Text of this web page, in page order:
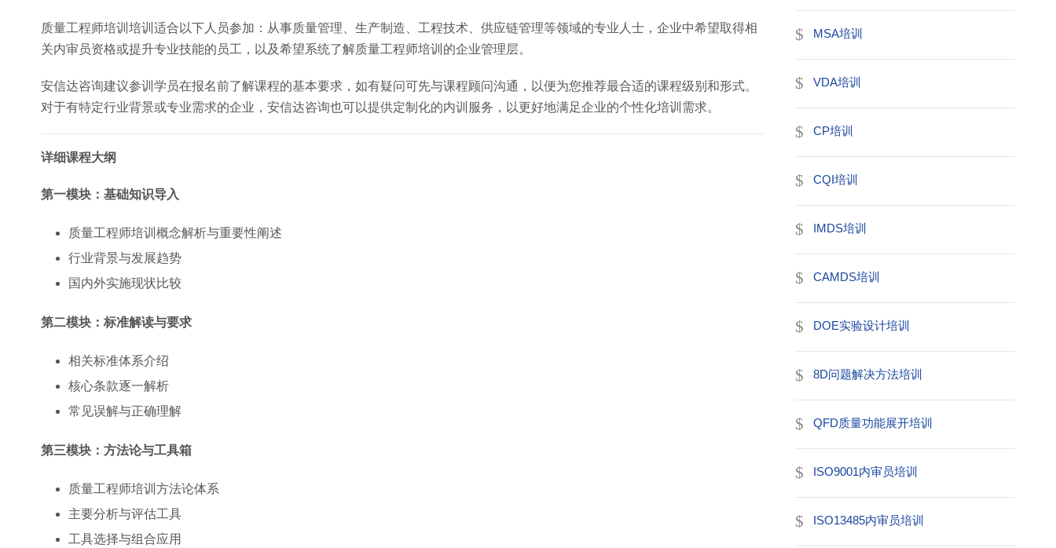
质量工程师培训培训适合以下人员参加：从事质量管理、生产制造、工程技术、供应链管理等领域的专业人士，企业中希望取得相
关内审员资格或提升专业技能的员工，以及希望系统了解质量工程师培训的企业管理层。
安信达咨询建议参训学员在报名前了解课程的基本要求，如有疑问可先与课程顾问沟通，以便为您推荐最合适的课程级别和形式。
对于有特定行业背景或专业需求的企业，安信达咨询也可以提供定制化的内训服务，以更好地满足企业的个性化培训需求。
详细课程大纲
第一模块：基础知识导入
质量工程师培训概念解析与重要性阐述
行业背景与发展趋势
国内外实施现状比较
第二模块：标准解读与要求
相关标准体系介绍
核心条款逐一解析
常见误解与正确理解
第三模块：方法论与工具箱
质量工程师培训方法论体系
主要分析与评估工具
工具选择与组合应用
MSA培训
VDA培训
CP培训
CQI培训
IMDS培训
CAMDS培训
DOE实验设计培训
8D问题解决方法培训
QFD质量功能展开培训
ISO9001内审员培训
ISO13485内审员培训